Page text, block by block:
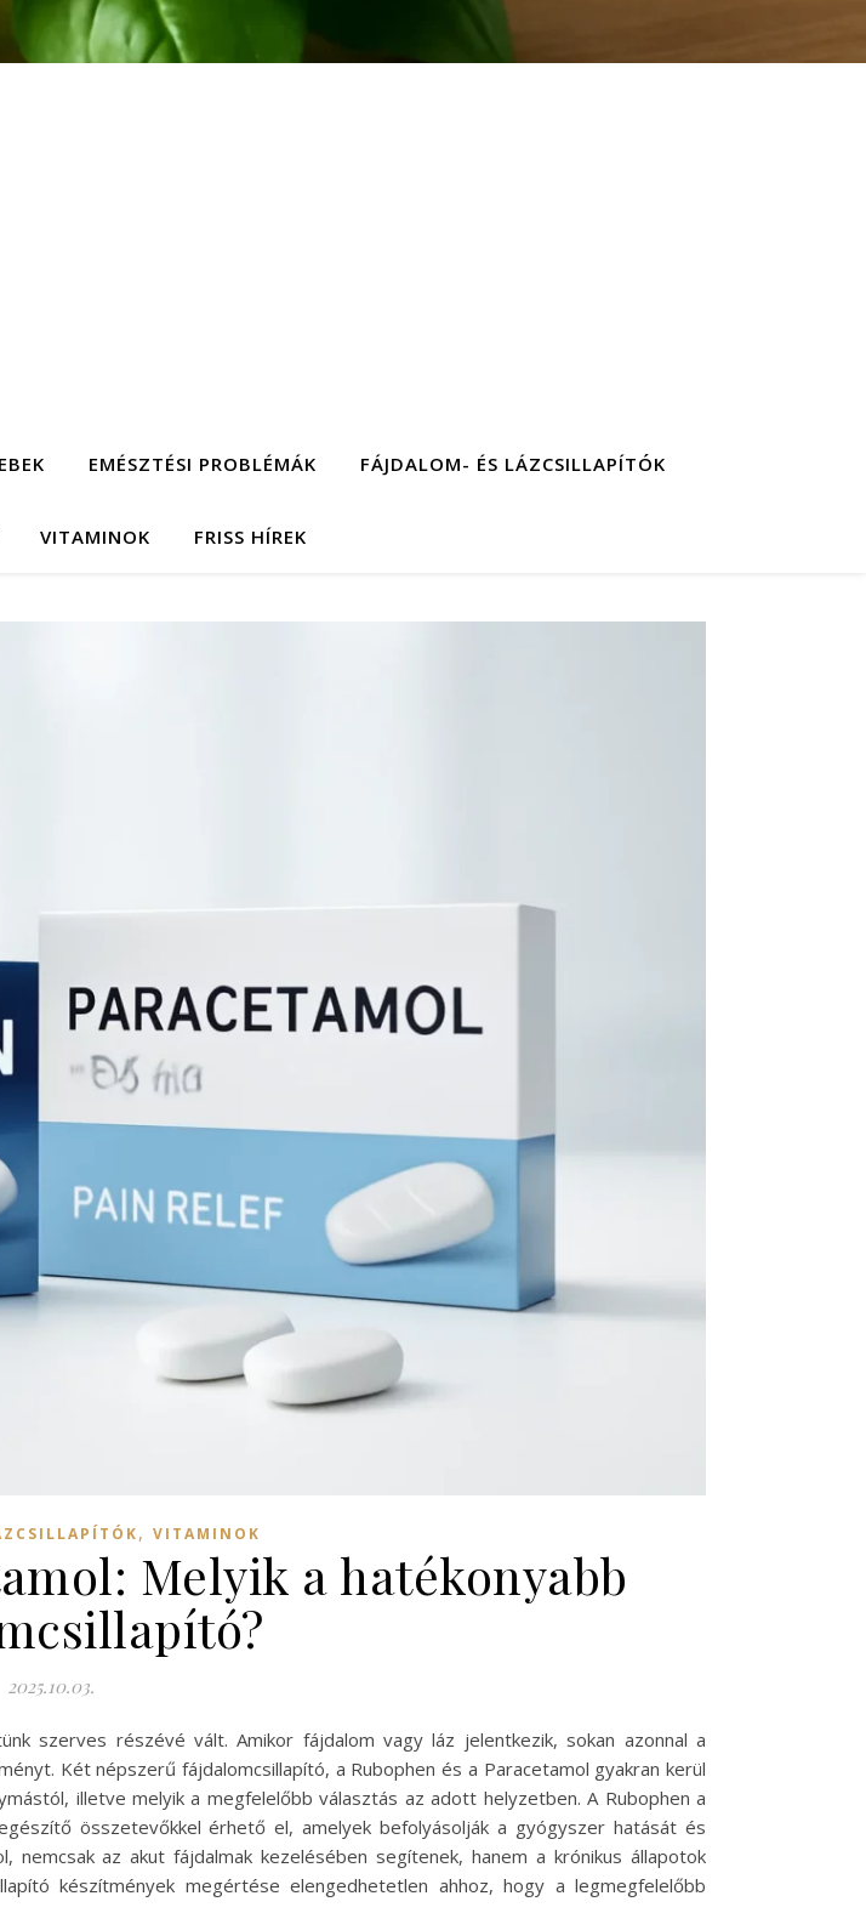
EMÉSZTÉSI PROBLÉMÁK FÁJDALOM- ÉS LÁZCSILLAPÍTÓK
VITAMINOK FRISS HÍREK
, VITAMINOK
Melyik a hatékonyabb
2025.10.03.
szerves részévé vált. Amikor fájdalom vagy láz jelentkezik, sokan azonnal a
Két népszerű fájdalomcsillapító, a Rubophen és a Paracetamol gyakran kerül
illetve melyik a megfelelőbb választás az adott helyzetben. A Rubophen a
összetevőkkel érhető el, amelyek befolyásolják a gyógyszer hatását és
nemcsak az akut fájdalmak kezelésében segítenek, hanem a krónikus állapotok
készítmények megértése elengedhetetlen ahhoz, hogy a legmegfelelőbb